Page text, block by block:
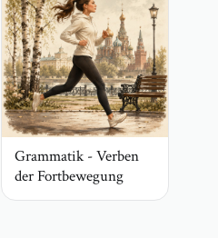
Grammatik - Verben
der Fortbewegung